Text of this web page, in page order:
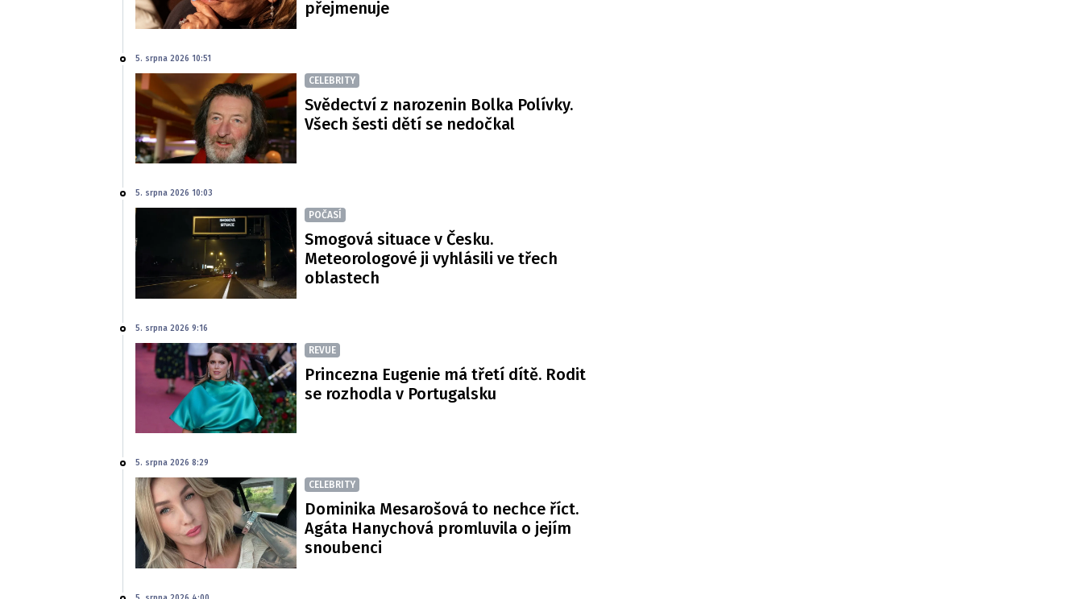
přejmenuje
5. srpna 2026 10:51
CELEBRITY
Svědectví z narozenin Bolka Polívky.
Všech šesti dětí se nedočkal
5. srpna 2026 10:03
POČASÍ
Smogová situace v Česku.
Meteorologové ji vyhlásili ve třech
oblastech
5. srpna 2026 9:16
REVUE
Princezna Eugenie má třetí dítě. Rodit
se rozhodla v Portugalsku
5. srpna 2026 8:29
CELEBRITY
Dominika Mesarošová to nechce říct.
Agáta Hanychová promluvila o jejím
snoubenci